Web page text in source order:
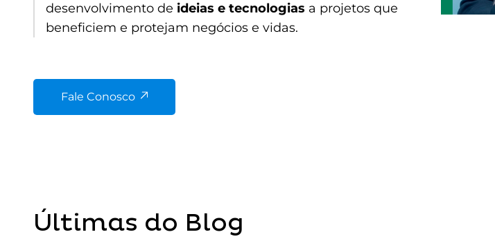
desenvolvimento de ideias e tecnologias a projetos que
beneficiem e protejam negócios e vidas.
Fale Conosco
Últimas do Blog